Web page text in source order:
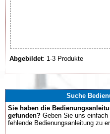
Abgebildet: 1-3 Produkte
Suche
Sie haben die
gefunden? Geben Sie uns
fehlende Bedienungsanleitung zu